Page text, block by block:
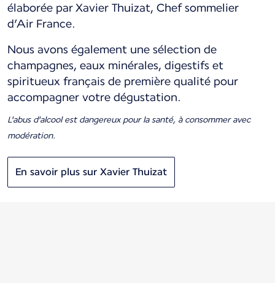
élaborée par Xavier Thuizat, Chef sommelier
d’Air France.
Nous avons également une sélection de
champagnes, eaux minérales, digestifs et
spiritueux français de première qualité pour
accompagner votre dégustation.
L'abus d'alcool est dangereux pour la santé, à consommer avec
modération.
En savoir plus sur Xavier Thuizat